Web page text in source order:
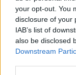
your opt-out. You
disclosure of your
IAB’s list of
also be disclosed
Downstream